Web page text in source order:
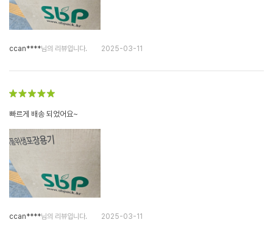
ccan****님의 리뷰입니다. 2025-03-11
빠르게 배송 되었어요~
ccan****님의 리뷰입니다. 2025-03-11